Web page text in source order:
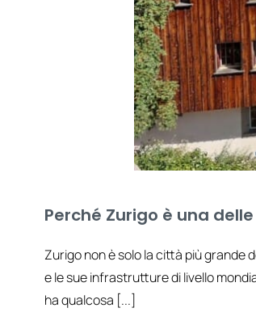
Perché Zurigo è una
Zurigo non è solo la città più grande
e le sue infrastrutture di livello
ha qualcosa [...]